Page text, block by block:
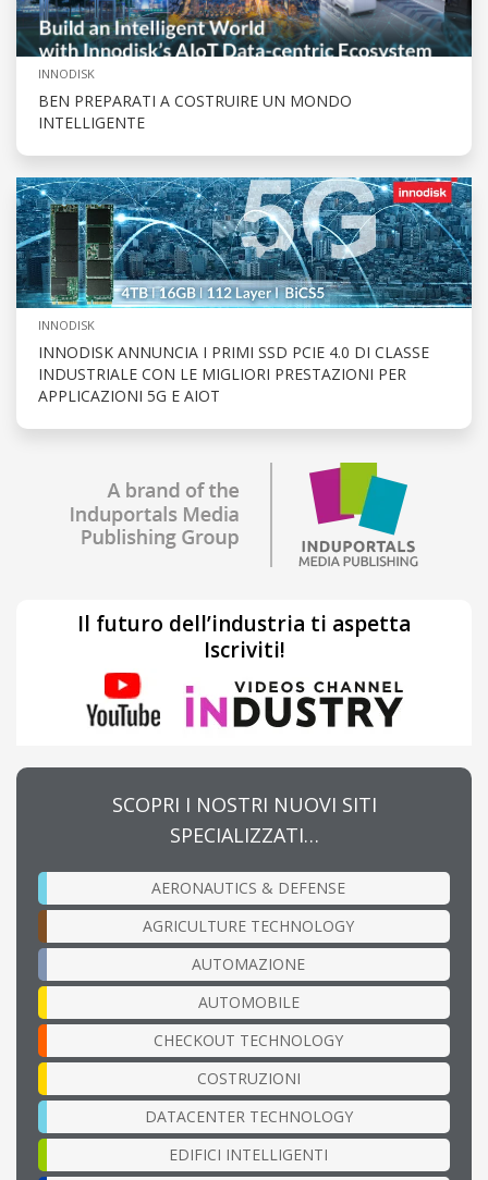
INNODISK
BEN PREPARATI A COSTRUIRE UN MONDO
INTELLIGENTE
INNODISK
INNODISK ANNUNCIA I PRIMI SSD PCIE 4.0 DI CLASSE
INDUSTRIALE CON LE MIGLIORI PRESTAZIONI PER
APPLICAZIONI 5G E AIOT
Il futuro dell’industria ti aspetta
Iscriviti!
SCOPRI I NOSTRI NUOVI SITI
SPECIALIZZATI…
AERONAUTICS & DEFENSE
AGRICULTURE TECHNOLOGY
AUTOMAZIONE
AUTOMOBILE
CHECKOUT TECHNOLOGY
COSTRUZIONI
DATACENTER TECHNOLOGY
EDIFICI INTELLIGENTI